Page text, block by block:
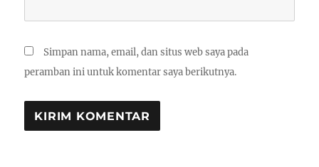
Simpan nama, email, dan situs web saya pada
peramban ini untuk komentar saya berikutnya.